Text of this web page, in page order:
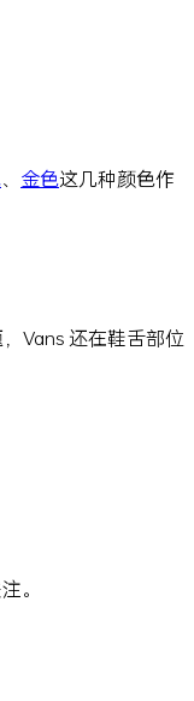
、 金色这几种颜色作
Vans 还在鞋舌部位
。